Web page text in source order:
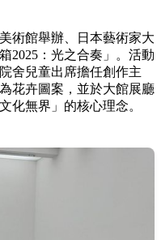
術館舉辦、日本藝術家大
2025：光之合奏」。活動
舍兒童出席擔任創作主
花卉圖案，並於大館展廳
化無界」的核心理念。